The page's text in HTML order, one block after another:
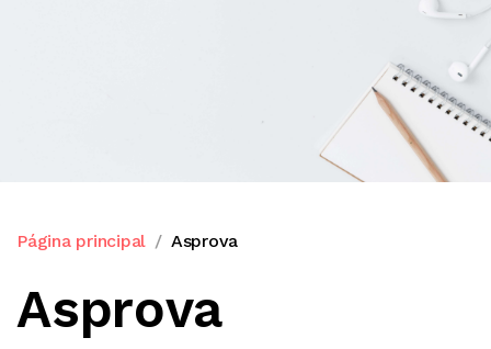
Página principal Asprova
Asprova